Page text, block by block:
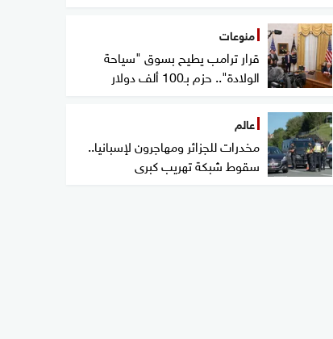
منوعات
قرار ترامب يطيح بسوق "سياحة
الولادة".. حزم بـ100 ألف دولار
عالم
مخدرات للجزائر ومهاجرون لإسبانيا..
سقوط شبكة تهريب كبرى